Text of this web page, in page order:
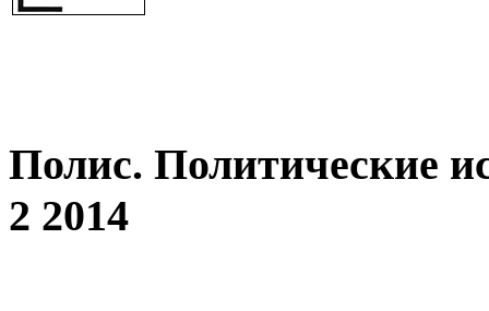
Полис. Политические
2 2014